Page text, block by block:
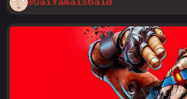
@Saitamaisbald